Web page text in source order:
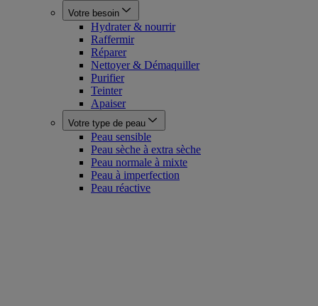
Votre besoin
Hydrater & nourrir
Raffermir
Réparer
Nettoyer & Démaquiller
Purifier
Teinter
Apaiser
Votre type de peau
Peau sensible
Peau sèche à extra sèche
Peau normale à mixte
Peau à imperfection
Peau réactive